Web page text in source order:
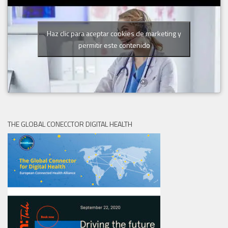
Haz clic para aceptar cookies de marketing y
permitir este contenido
THE GLOBAL CONECCTOR DIGITAL HEALTH